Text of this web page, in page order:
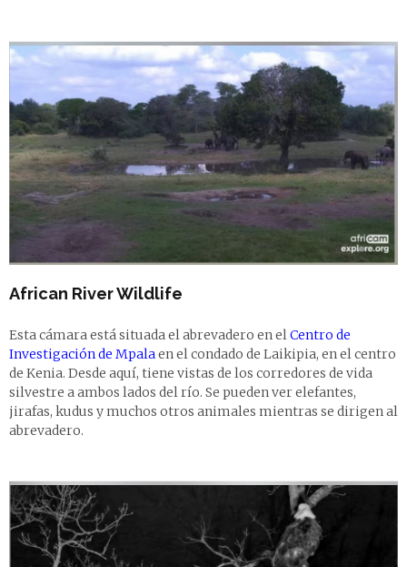
African River Wildlife
Esta cámara está situada el abrevadero en elCentro de
Investigación de Mpalaen el condado de Laikipia, en el centro
de Kenia. Desde aquí, tiene vistas de los corredores de vida
silvestre a ambos lados del río. Se pueden ver elefantes,
jirafas, kudus y muchos otros animales mientras se dirigen al
abrevadero.